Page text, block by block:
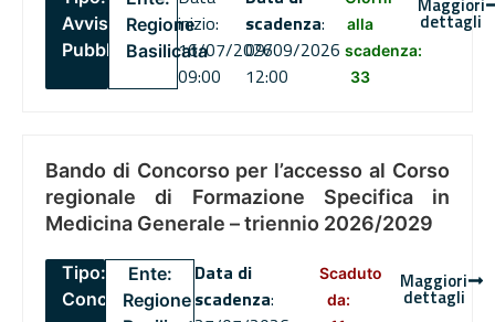
Avviso
Pubblico
Regione
Basilicata
inizio:
16/07/2026
09:00
scadenza:
09/09/2026
12:00
alla
scadenza:
33
Maggiori
dettagli
Bando di Concorso per l’accesso al Corso
regionale di Formazione Specifica in
Medicina Generale – triennio 2026/2029
Tipo:
Concorsi
Ente:
Regione
Data di
scadenza:
Scaduto
da:
Maggiori
dettagli